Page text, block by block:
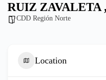
RUIZ ZAVALETA
CDD Región Norte
Location